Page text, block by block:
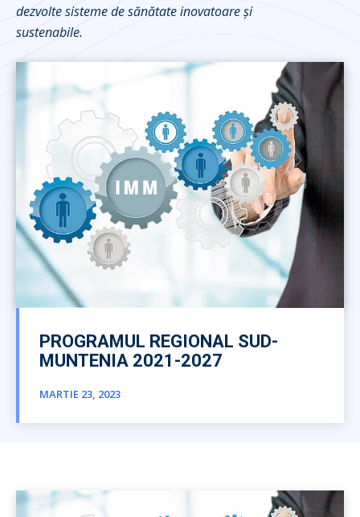
dezvolte sisteme de sănătate inovatoare și
sustenabile.
PROGRAMUL REGIONAL SUD-
MUNTENIA 2021-2027
MARTIE 23, 2023